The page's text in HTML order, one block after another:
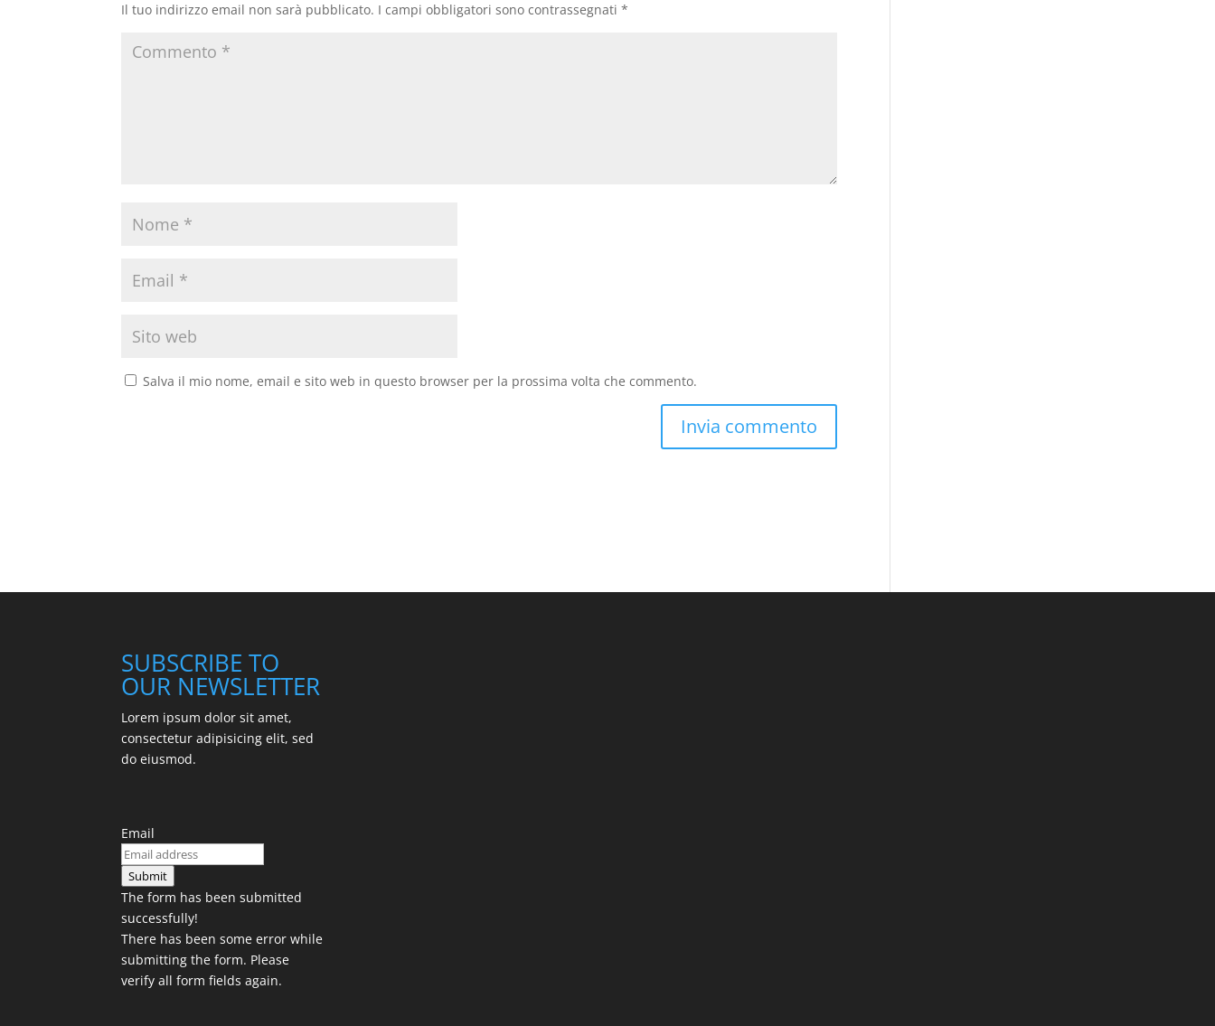
Il tuo indirizzo email non sarà pubblicato. I campi obbligatori sono contrassegnati*
Salva il mio nome, email e sito web in questo browser per la prossima volta che commento.
SUBSCRIBE TO
OUR NEWSLETTER
Lorem ipsum dolor sit amet,
consectetur adipisicing elit, sed
do eiusmod.
Email
Submit
The form has been submitted
successfully!
There has been some error while
submitting the form. Please
verify all form fields again.